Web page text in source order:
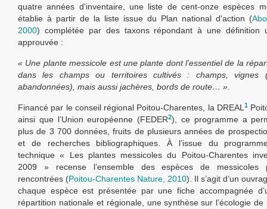
quatre années d'inventaire, une liste de cent-onze espèces
établie à partir de la liste issue du Plan national d'action (
2000) complétée par des taxons répondant à une définition
approuvée :
« Une plante messicole est une plante dont l’essentiel de la
dans les champs ou territoires cultivés : champs, vignes
abandonnées), mais aussi jachères, bords de route… ».
Financé par le conseil régional Poitou-Charentes, la DREAL 1
ainsi que l’Union européenne (FEDER2), ce programme a
plus de 3 700 données, fruits de plusieurs années de
et de recherches bibliographiques. À l’issue du
technique « Les plantes messicoles du Poitou-Charentes
2009 » recense l’ensemble des espèces de messicoles
rencontrées (Poitou-Charentes Nature, 2010). Il s’agit d’un
chaque espèce est présentée par une fiche accompagnée
répartition nationale et régionale, une synthèse sur l’écologie de